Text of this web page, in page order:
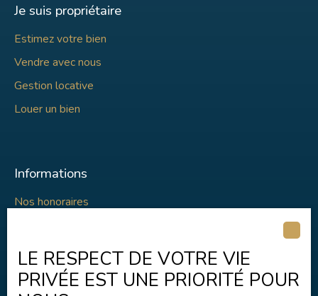
Je suis propriétaire
Estimez votre bien
Vendre avec nous
Gestion locative
Louer un bien
Informations
Nos honoraires
Politique de confidentialité
Plan du site
LE RESPECT DE VOTRE VIE
PRIVÉE EST UNE PRIORITÉ POUR